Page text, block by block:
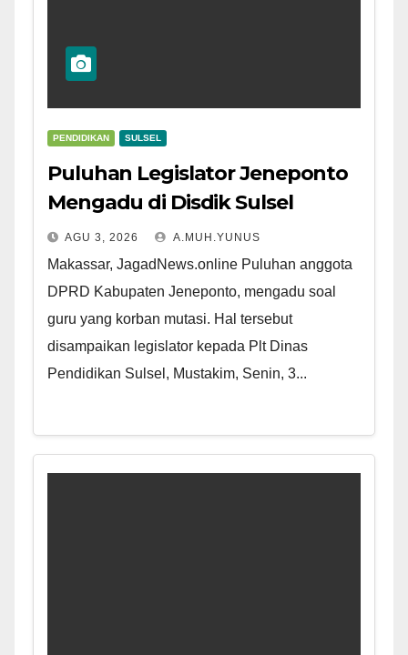
PENDIDIKAN SULSEL
Puluhan Legislator Jeneponto
Mengadu di Disdik Sulsel
AGU 3, 2026 A.MUH.YUNUS
Makassar, JagadNews.online Puluhan anggota
DPRD Kabupaten Jeneponto, mengadu soal
guru yang korban mutasi. Hal tersebut
disampaikan legislator kepada Plt Dinas
Pendidikan Sulsel, Mustakim, Senin, 3...